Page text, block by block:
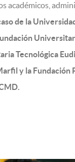
académicos,
de la
Tecnológica
y la Fundación